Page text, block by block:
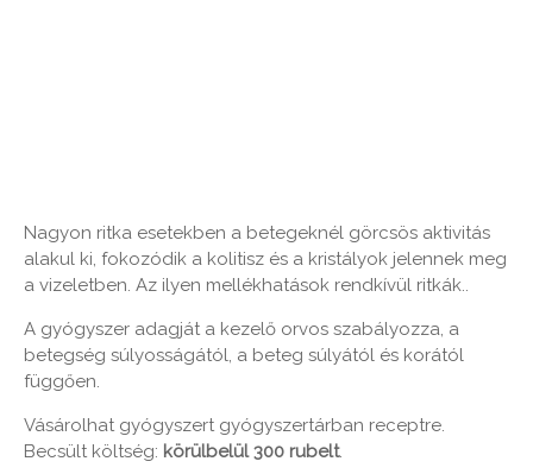
Nagyon ritka esetekben a betegeknél görcsös aktivitás
alakul ki, fokozódik a kolitisz és a kristályok jelennek meg
a vizeletben. Az ilyen mellékhatások rendkívül ritkák..
A gyógyszer adagját a kezelő orvos szabályozza, a
betegség súlyosságától, a beteg súlyától és korától
függően.
Vásárolhat gyógyszert gyógyszertárban receptre.
Becsült költség: körülbelül 300 rubelt.